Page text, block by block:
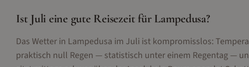
Ist Juli eine gute Reisezeit für Lampedusa?
Das Wetter in Lampedusa im Juli ist kompromisslos:
praktisch null Regen — statistisch unter einem Regentag —